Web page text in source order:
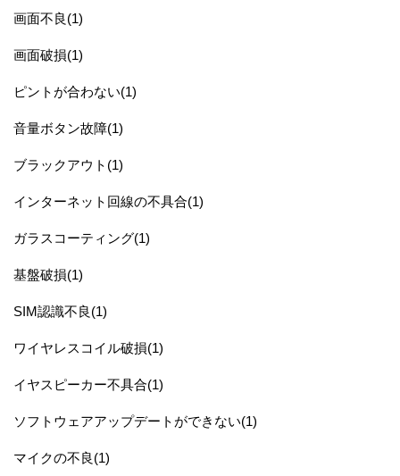
画面不良(1)
画面破損(1)
ピントが合わない(1)
音量ボタン故障(1)
ブラックアウト(1)
インターネット回線の不具合(1)
ガラスコーティング(1)
基盤破損(1)
SIM認識不良(1)
ワイヤレスコイル破損(1)
イヤスピーカー不具合(1)
ソフトウェアアップデートができない(1)
マイクの不良(1)